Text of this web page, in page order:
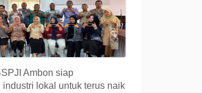
Ambon siap
industri lokal untuk terus naik